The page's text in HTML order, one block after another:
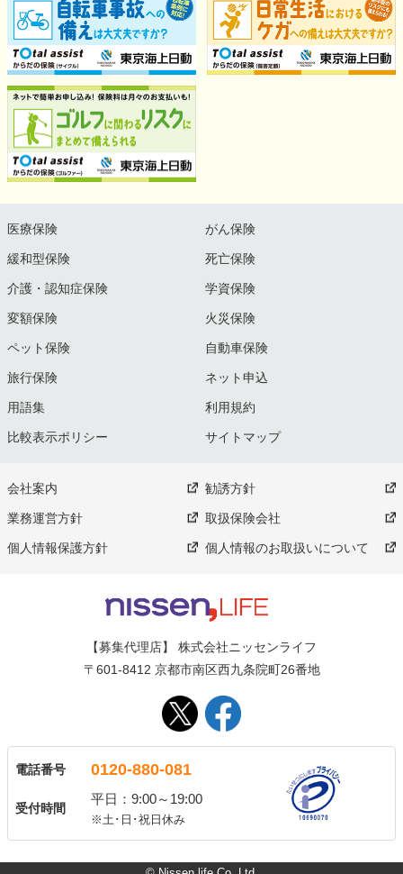
医療保険 がん保険
緩和型保険 死亡保険
介護・認知症保険 学資保険
変額保険 火災保険
ペット保険 自動車保険
旅行保険 ネット申込
用語集 利用規約
比較表示ポリシー サイトマップ
会社案内 勧誘方針
業務運営方針 取扱保険会社
個人情報保護方針 個人情報のお取扱いについて
【募集代理店】 株式会社ニッセンライフ
〒601-8412 京都市南区西九条院町26番地
電話番号 0120-880-081
受付時間
平日：9:00～19:00
※土･日･祝日休み